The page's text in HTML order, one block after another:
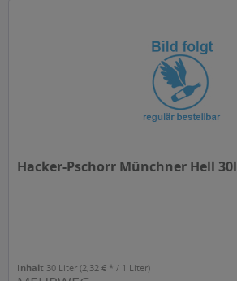
Hacker-Pschorr Münchner Hell 30l
Inhalt 30 Liter(2,32 € * / 1 Liter)